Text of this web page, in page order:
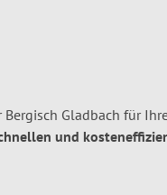
Gladbach für
und